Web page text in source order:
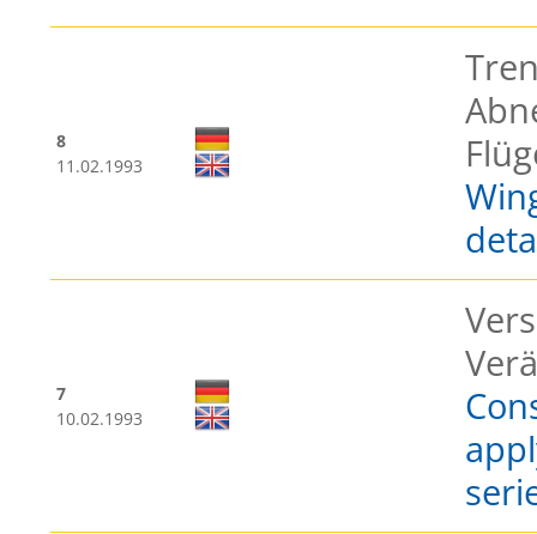
8
11.02.1993
7
10.02.1993